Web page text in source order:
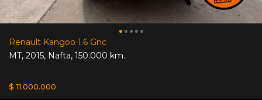
Renault Kangoo 1.6 Gnc
MT, 2015, Nafta, 150.000 km.
$ 11.000.000